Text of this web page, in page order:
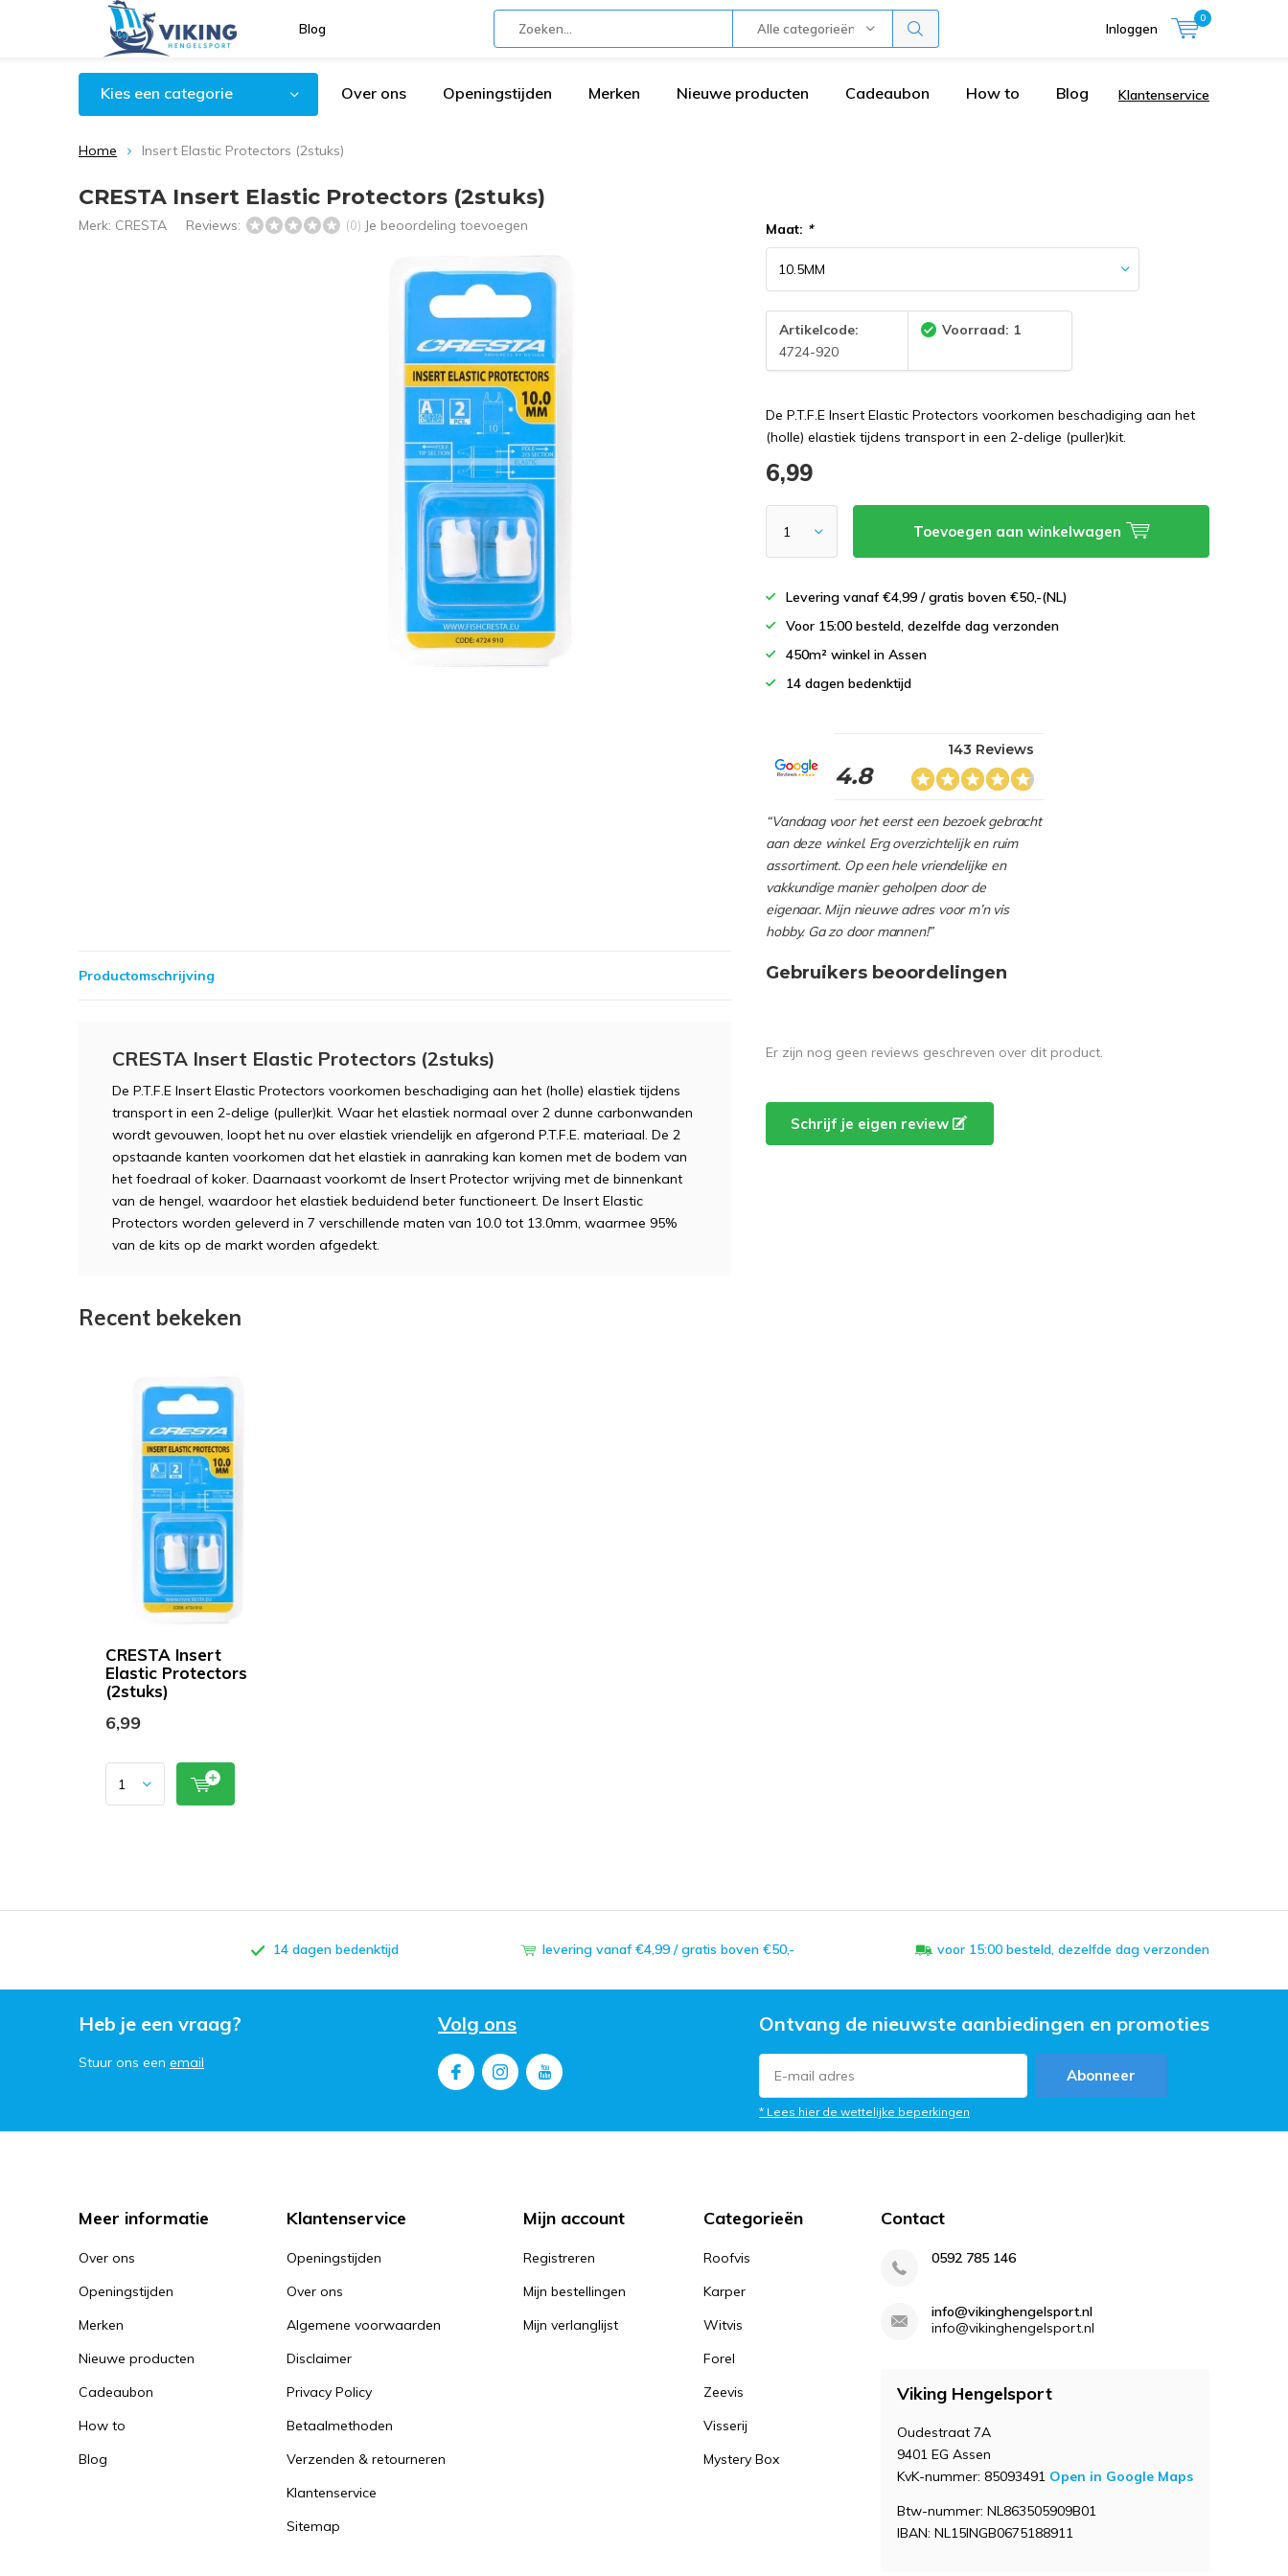
Blog Alle categorieën Inloggen
0
Kies een categorie Over ons Openingstijden Merken Nieuwe producten Cadeaubon How to Blog Klantenservice
Home Insert Elastic Protectors (2stuks)
CRESTA Insert Elastic Protectors (2stuks)
Merk: CRESTA Reviews: (0) Je beoordeling toevoegen Maat: *
Artikelcode:
4724-920
Voorraad: 1
De P.T.F.E Insert Elastic Protectors voorkomen beschadiging aan het
(holle) elastiek tijdens transport in een 2-delige (puller)kit.
6,99
Toevoegen aan winkelwagen
Levering vanaf €4,99 / gratis boven €50,-(NL)
Voor 15:00 besteld, dezelfde dag verzonden
450m² winkel in Assen
14 dagen bedenktijd
4.8
143 Reviews
“Vandaag voor het eerst een bezoek gebracht
aan deze winkel. Erg overzichtelijk en ruim
assortiment. Op een hele vriendelijke en
vakkundige manier geholpen door de
eigenaar. Mijn nieuwe adres voor m’n vis
hobby. Ga zo door mannen!”
Productomschrijving
CRESTA Insert Elastic Protectors (2stuks)
De P.T.F.E Insert Elastic Protectors voorkomen beschadiging aan het (holle) elastiek tijdens
transport in een 2-delige (puller)kit. Waar het elastiek normaal over 2 dunne carbonwanden
wordt gevouwen, loopt het nu over elastiek vriendelijk en afgerond P.T.F.E. materiaal. De 2
opstaande kanten voorkomen dat het elastiek in aanraking kan komen met de bodem van
het foedraal of koker. Daarnaast voorkomt de Insert Protector wrijving met de binnenkant
van de hengel, waardoor het elastiek beduidend beter functioneert. De Insert Elastic
Protectors worden geleverd in 7 verschillende maten van 10.0 tot 13.0mm, waarmee 95%
van de kits op de markt worden afgedekt.
Gebruikers beoordelingen
Er zijn nog geen reviews geschreven over dit product.
Schrijf je eigen review
Recent bekeken
CRESTA Insert
Elastic Protectors
(2stuks)
6,99
14 dagen bedenktijd levering vanaf €4,99 / gratis boven €50,- voor 15:00 besteld, dezelfde dag verzonden
Heb je een vraag?
Stuur ons een email
Volg ons Ontvang de nieuwste aanbiedingen en promoties
Abonneer
* Lees hier de wettelijke beperkingen
Meer informatie
Over ons
Openingstijden
Merken
Nieuwe producten
Cadeaubon
How to
Blog
Klantenservice
Openingstijden
Over ons
Algemene voorwaarden
Disclaimer
Privacy Policy
Betaalmethoden
Verzenden & retourneren
Klantenservice
Sitemap
Mijn account
Registreren
Mijn bestellingen
Mijn verlanglijst
Categorieën
Roofvis
Karper
Witvis
Forel
Zeevis
Visserij
Mystery Box
Contact
0592 785 146
info@vikinghengelsport.nl
info@vikinghengelsport.nl
Viking Hengelsport
Oudestraat 7A
9401 EG Assen
KvK-nummer: 85093491 Open in Google Maps
Btw-nummer: NL863505909B01
IBAN: NL15INGB0675188911